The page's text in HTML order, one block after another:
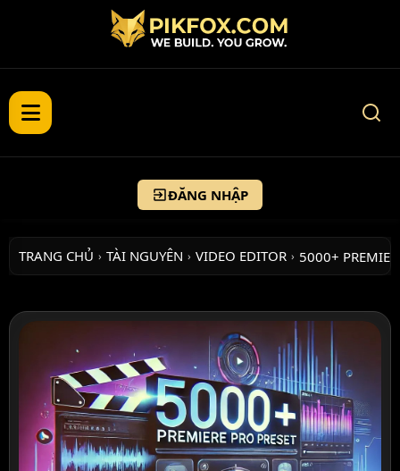
ĐĂNG NHẬP
TRANG CHỦ › TÀI NGUYÊN › VIDEO EDITOR › 5000+